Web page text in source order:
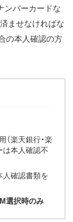
ンバーカードな
ませなければな
の本人確認の方
楽天銀行・楽
は本人確認不
人確認書類を
選択時のみ